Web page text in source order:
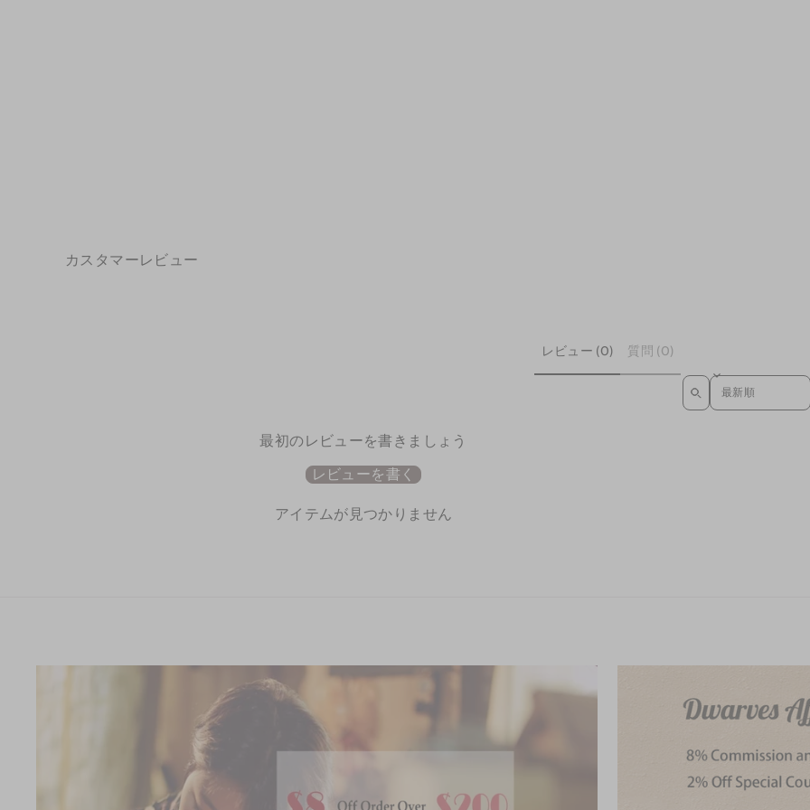
カスタマーレビュー
レビュー (0) 質問 (0)
SORT
最初のレビューを書きましょう
レビューを書く
アイテムが見つかりません